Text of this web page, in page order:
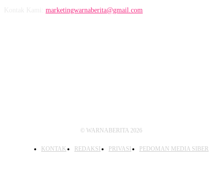
marketingwarnaberita@gmail.com
© WARNABERITA 2026
KONTAK REDAKSI PRIVASI PEDOMAN MEDIA SIBER